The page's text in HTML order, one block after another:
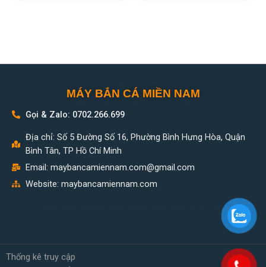
MÁY BẮN CÁ MIỀN NAM
Gọi & Zalo: 0702.266.699
Địa chỉ: Số 5 Đường Số 16, Phường Bình Hưng Hòa, Quận
Bình Tân, TP Hồ Chí Minh
Email: maybancamiennam.com@gmail.com
Website: maybancamiennam.com
may ban ca mien nam, may ban ca gia re, may ban ca 8 tay, may ban ca moi, may ban ca cu, may ban ca, phan mem chuong trinh may ban ca, may ban ca mini, máy bắn cá, máy xèng, máy bass, linh kiện máy bắn cá,
Thống kê truy cập